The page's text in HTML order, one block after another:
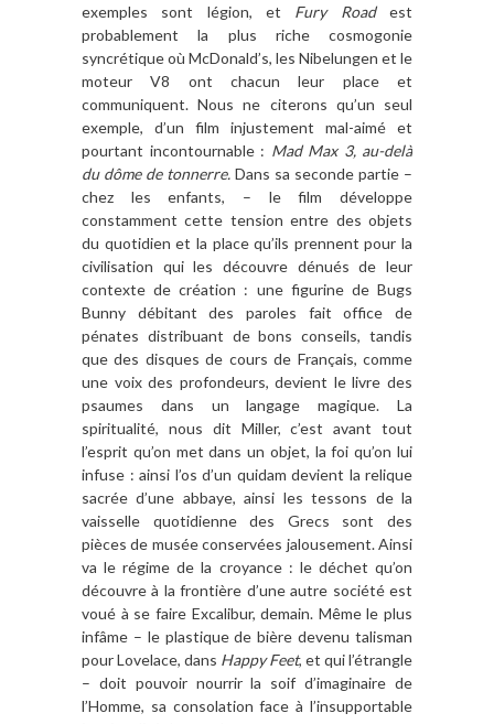
exemples sont légion, et Fury Roadest
probablement la plus riche cosmogonie
syncrétique où McDonald’s, les Nibelungen et le
moteur V8 ont chacun leur place et
communiquent. Nous ne citerons qu’un seul
exemple, d’un film injustement mal-aimé et
pourtant incontournable : Mad Max 3, au-delà
du dôme de tonnerre. Dans sa seconde partie –
chez les enfants, – le film développe
constamment cette tension entre des objets
du quotidien et la place qu’ils prennent pour la
civilisation qui les découvre dénués de leur
contexte de création : une figurine de Bugs
Bunny débitant des paroles fait office de
pénates distribuant de bons conseils, tandis
que des disques de cours de Français, comme
une voix des profondeurs, devient le livre des
psaumes dans un langage magique. La
spiritualité, nous dit Miller, c’est avant tout
l’esprit qu’on met dans un objet, la foi qu’on lui
infuse : ainsi l’os d’un quidam devient la relique
sacrée d’une abbaye, ainsi les tessons de la
vaisselle quotidienne des Grecs sont des
pièces de musée conservées jalousement. Ainsi
va le régime de la croyance : le déchet qu’on
découvre à la frontière d’une autre société est
voué à se faire Excalibur, demain. Même le plus
infâme – le plastique de bière devenu talisman
pour Lovelace, dans Happy Feet, et qui l’étrangle
– doit pouvoir nourrir la soif d’imaginaire de
l’Homme, sa consolation face à l’insupportable